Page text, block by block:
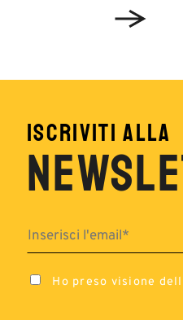
ISCRIVITI ALLA
Ho preso visione